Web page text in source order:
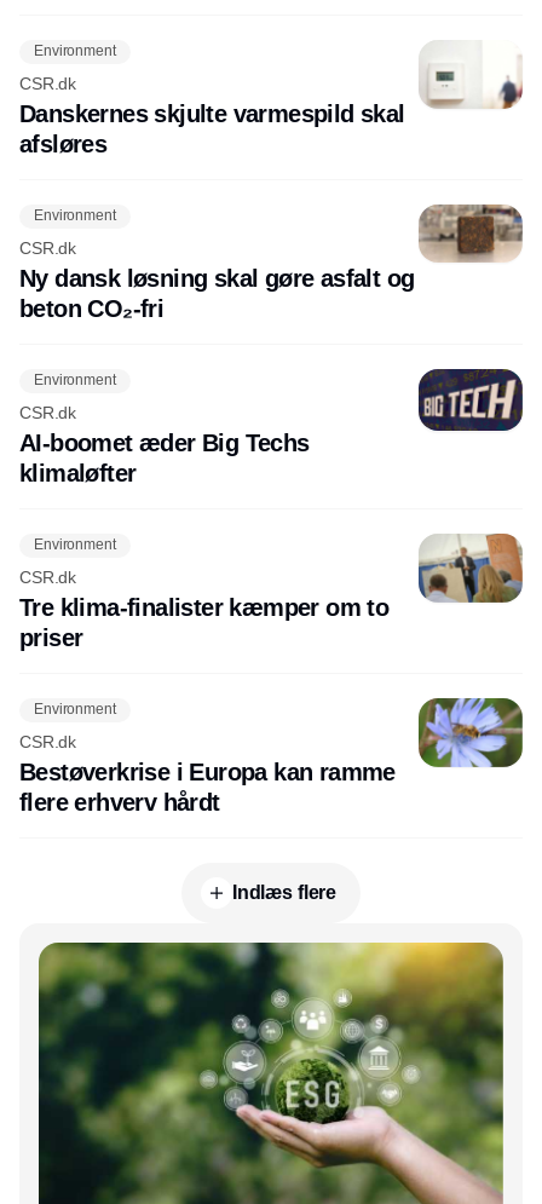
Environment
CSR.dk
Danskernes skjulte varmespild skal
afsløres
Environment
CSR.dk
Ny dansk løsning skal gøre asfalt og
beton CO₂-fri
Environment
CSR.dk
AI-boomet æder Big Techs
klimaløfter
Environment
CSR.dk
Tre klima-finalister kæmper om to
priser
Environment
CSR.dk
Bestøverkrise i Europa kan ramme
flere erhverv hårdt
Indlæs flere
Annonce